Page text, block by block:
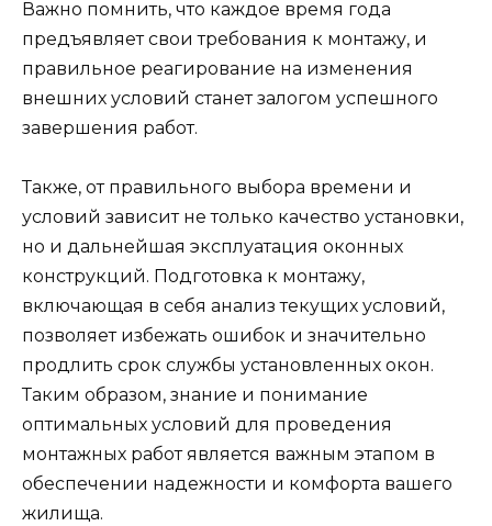
Важно помнить, что каждое время года
предъявляет свои требования к монтажу, и
правильное реагирование на изменения
внешних условий станет залогом успешного
завершения работ.
Также, от правильного выбора времени и
условий зависит не только качество установки,
но и дальнейшая эксплуатация оконных
конструкций. Подготовка к монтажу,
включающая в себя анализ текущих условий,
позволяет избежать ошибок и значительно
продлить срок службы установленных окон.
Таким образом, знание и понимание
оптимальных условий для проведения
монтажных работ является важным этапом в
обеспечении надежности и комфорта вашего
жилища.